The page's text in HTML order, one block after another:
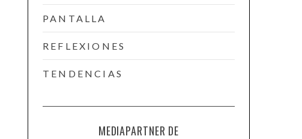
PANTALLA
REFLEXIONES
TENDENCIAS
MEDIAPARTNER DE